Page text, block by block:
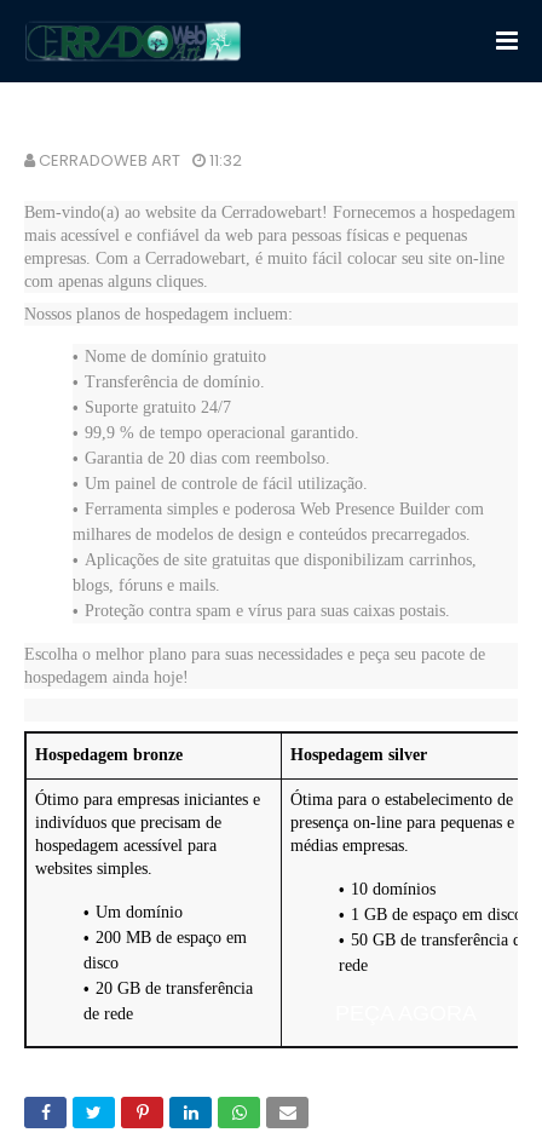
CERRADOWEB ART 11:32
Bem-vindo(a) ao website da Cerradowebart! Fornecemos a hospedagem
mais acessível e confiável da web para pessoas físicas e pequenas
empresas. Com a Cerradowebart, é muito fácil colocar seu site on-line
com apenas alguns cliques.
Nossos planos de hospedagem incluem:
Nome de domínio gratuito
Transferência de domínio.
Suporte gratuito 24/7
99,9 % de tempo operacional garantido.
Garantia de 20 dias com reembolso.
Um painel de controle de fácil utilização.
Ferramenta simples e poderosa Web Presence Builder com
milhares de modelos de design e conteúdos precarregados.
Aplicações de site gratuitas que disponibilizam carrinhos,
blogs, fóruns e mails.
Proteção contra spam e vírus para suas caixas postais.
Escolha o melhor plano para suas necessidades e peça seu pacote de
hospedagem ainda hoje!
Hospedagem bronze Hospedagem silver
Ótimo para empresas iniciantes e
indivíduos que precisam de
hospedagem acessível para
websites simples.
Um domínio
200 MB de espaço em
disco
20 GB de transferência
de rede
Ótima para o estabelecimento de
presença on-line para pequenas e
médias empresas.
10 domínios
1 GB de espaço em disco
50 GB de transferência de
rede